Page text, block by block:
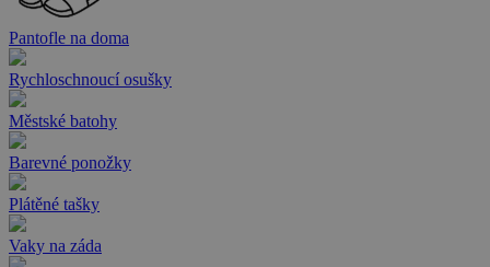
Pantofle na doma
Rychloschnoucí osušky
Městské batohy
Barevné ponožky
Plátěné tašky
Vaky na záda